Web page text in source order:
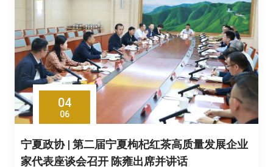
04
06
宁夏政协 | 第二届宁夏枸杞红茶高质量发展企业
家代表座谈会召开 陈雍出席并讲话